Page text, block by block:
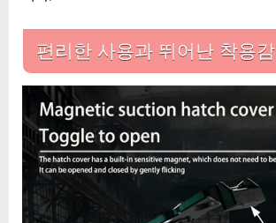
편리한 사용과 뛰어난 착용감